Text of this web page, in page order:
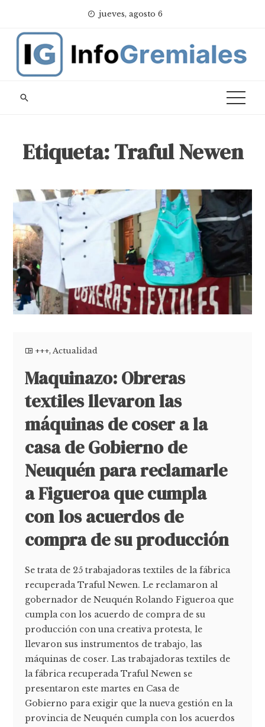
content
jueves, agosto 6
Etiqueta:Traful Newen
+++,Actualidad
Maquinazo: Obreras
textiles llevaron las
máquinas de coser a la
casa de Gobierno de
Neuquén para reclamarle
a Figueroa que cumpla
con los acuerdos de
compra de su producción
Se trata de 25 trabajadoras textiles de la fábrica
recuperada Traful Newen. Le reclamaron al
gobernador de Neuquén Rolando Figueroa que
cumpla con los acuerdo de compra de su
producción con una creativa protesta, le
llevaron sus instrumentos de trabajo, las
máquinas de coser. Las trabajadoras textiles de
la fábrica recuperada Traful Newen se
presentaron este martes en Casa de
Gobierno para exigir que la nueva gestión en la
provincia de Neuquén cumpla con los acuerdos